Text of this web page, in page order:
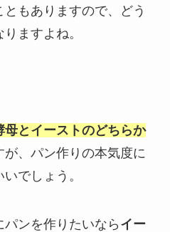
もありますので、どう
ますよね。
母とイーストのどちらか
が、パン作りの本気度に
でしょう。
ンを作りたいなら イー